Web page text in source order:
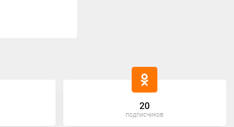
20
подписчиков